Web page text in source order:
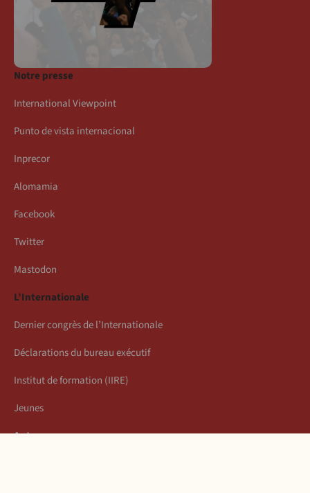
Notre presse
International Viewpoint
Punto de vista internacional
Inprecor
Alomamia
Facebook
Twitter
Mastodon
L’Internationale
Dernier congrès de l’Internationale
Déclarations du bureau exécutif
Institut de formation (IIRE)
Jeunes
Auteurs